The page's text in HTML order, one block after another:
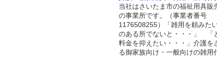
当社はさいたま市の福祉用具販
の事業所です。（事業者番号
1176508255）「雑用を頼みた
のある所でないと・・・」 「
料金を抑えたい・・・」介護を
る御家族向け・一般向けの雑用